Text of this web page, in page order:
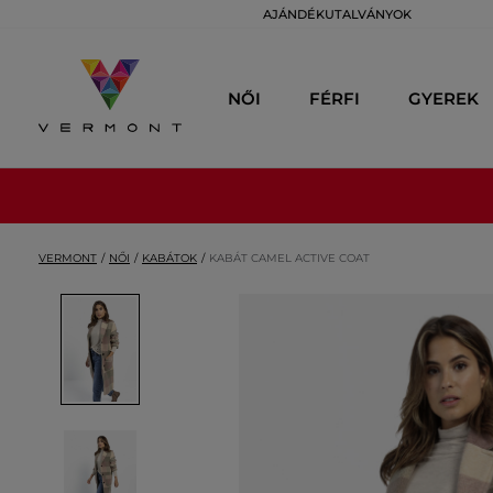
AJÁNDÉKUTALVÁNYOK
NŐI FÉRFI GYEREK
VERMONT NŐI KABÁTOK KABÁT CAMEL ACTIVE COAT